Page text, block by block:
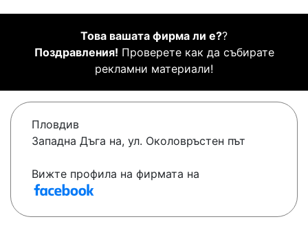
Това вашата фирма ли е??
Поздравления! Проверете как да събирате
рекламни материали!
Пловдив
Западна Дъга на, ул. Околовръстен път
Вижте профила на фирмата на